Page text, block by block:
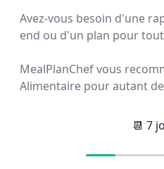
Avez-vous besoin d'une
end ou d'un plan pour
MealPlanChef vous
Alimentaire pour autant
📆 7